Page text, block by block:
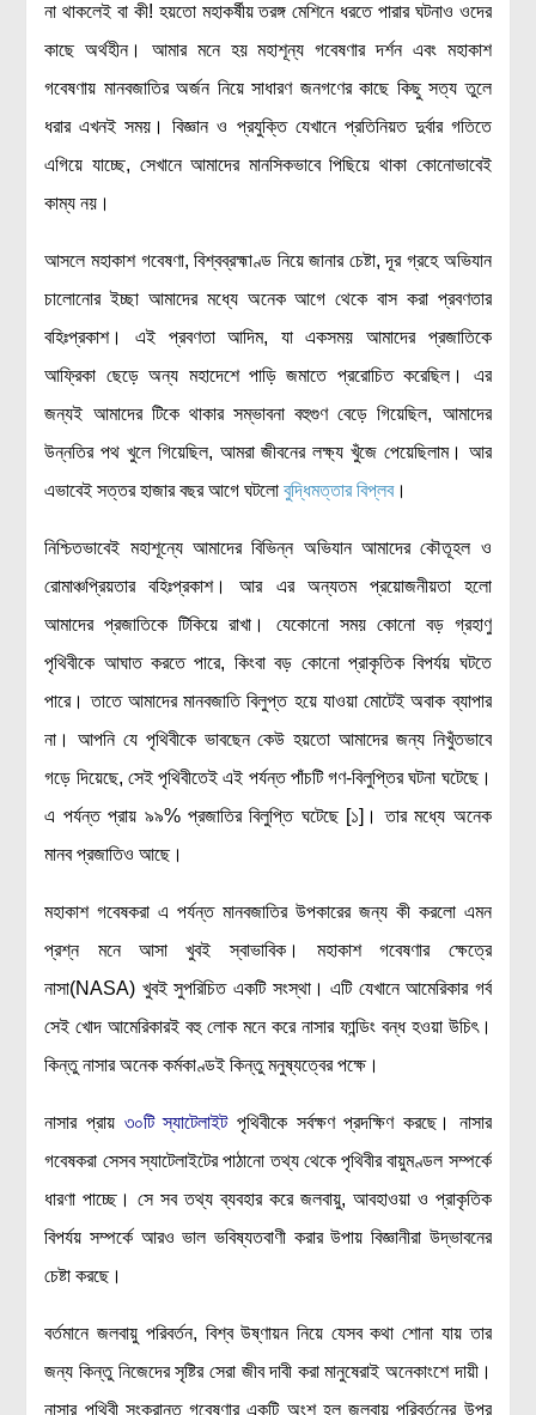
প্রাকৃতিক দুর্যোগ
জলবায়ু পরিবর্তন
পরিবেশ দূষণ
কম্পিউটার সায়েন্স
ইলেকট্রিক্যাল ইঞ্জিনিয়ারিং
জেনেটিক ইঞ্জিনিয়ারিং
দৈনন্দিন জীবনে বিজ্ঞানের প্রয়োগ
মহাকাশ বিজ্ঞান
আমাদের সৌরজগৎ
সৌরজগত ছাড়িয়ে
সামাজিক বিজ্ঞান
বিজ্ঞানীদের কথা
বাংলাদেশী বিজ্ঞানী
বিদেশী বিজ্ঞানী
কার্ল সেগান
অন্যান্য
লেখকদের আঙিনা
প্রবেশ
আপনার প্রোফাইল
বিজ্ঞানযাত্রায় লেখা জমা দেয়ার নির্দেশনাসমূহ
তথ্য ও যোগাযোগ
বিজ্ঞানযাত্রা সংবাদ/বিজ্ঞপ্তি
লক্ষ্য ও উদ্দেশ্য
না থাকলেই বা কী! হয়তো মহাকর্ষীয় তরঙ্গ মেশিনে ধরতে পারার ঘটনাও ওদের
কাছে অর্থহীন। আমার মনে হয় মহাশূন্য গবেষণার দর্শন এবং মহাকাশ
গবেষণায় মানবজাতির অর্জন নিয়ে সাধারণ জনগণের কাছে কিছু সত্য তুলে
ধরার এখনই সময়। বিজ্ঞান ও প্রযুক্তি যেখানে প্রতিনিয়ত দুর্বার গতিতে
এগিয়ে যাচ্ছে, সেখানে আমাদের মানসিকভাবে পিছিয়ে থাকা কোনোভাবেই
কাম্য নয়।
আসলে মহাকাশ গবেষণা, বিশ্বব্রহ্মাণ্ড নিয়ে জানার চেষ্টা, দূর গ্রহে অভিযান
চালোনোর ইচ্ছা আমাদের মধ্যে অনেক আগে থেকে বাস করা প্রবণতার
বহিঃপ্রকাশ। এই প্রবণতা আদিম, যা একসময় আমাদের প্রজাতিকে
আফ্রিকা ছেড়ে অন্য মহাদেশে পাড়ি জমাতে প্ররোচিত করেছিল। এর
জন্যই আমাদের টিকে থাকার সম্ভাবনা বহুগুণ বেড়ে গিয়েছিল, আমাদের
উন্নতির পথ খুলে গিয়েছিল, আমরা জীবনের লক্ষ্য খুঁজে পেয়েছিলাম। আর
এভাবেই সত্তর হাজার বছর আগে ঘটলোবুদ্ধিমত্তার বিপ্লব।
নিশ্চিতভাবেই মহাশূন্যে আমাদের বিভিন্ন অভিযান আমাদের কৌতূহল ও
রোমাঞ্চপ্রিয়তার বহিঃপ্রকাশ। আর এর অন্যতম প্রয়োজনীয়তা হলো
আমাদের প্রজাতিকে টিকিয়ে রাখা। যেকোনো সময় কোনো বড় গ্রহাণু
পৃথিবীকে আঘাত করতে পারে, কিংবা বড় কোনো প্রাকৃতিক বিপর্যয় ঘটতে
পারে। তাতে আমাদের মানবজাতি বিলুপ্ত হয়ে যাওয়া মোটেই অবাক ব্যাপার
না। আপনি যে পৃথিবীকে ভাবছেন কেউ হয়তো আমাদের জন্য নিখুঁতভাবে
গড়ে দিয়েছে, সেই পৃথিবীতেই এই পর্যন্ত পাঁচটি গণ-বিলুপ্তির ঘটনা ঘটেছে।
এ পর্যন্ত প্রায় ৯৯% প্রজাতির বিলুপ্তি ঘটেছে [১]। তার মধ্যে অনেক
মানব প্রজাতিও আছে।
মহাকাশ গবেষকরা এ পর্যন্ত মানবজাতির উপকারের জন্য কী করলো এমন
প্রশ্ন মনে আসা খুবই স্বাভাবিক। মহাকাশ গবেষণার ক্ষেত্রে
নাসা(NASA) খুবই সুপরিচিত একটি সংস্থা। এটি যেখানে আমেরিকার গর্ব
সেই খোদ আমেরিকারই বহু লোক মনে করে নাসার ফান্ডিং বন্ধ হওয়া উচিৎ।
কিন্তু নাসার অনেক কর্মকাণ্ডই কিন্তু মনুষ্যত্বের পক্ষে।
নাসার প্রায় ৩০টি স্যাটেলাইটপৃথিবীকে সর্বক্ষণ প্রদক্ষিণ করছে। নাসার
গবেষকরা সেসব স্যাটেলাইটের পাঠানো তথ্য থেকে পৃথিবীর বায়ুমণ্ডল সম্পর্কে
ধারণা পাচ্ছে। সে সব তথ্য ব্যবহার করে জলবায়ু, আবহাওয়া ও প্রাকৃতিক
বিপর্যয় সম্পর্কে আরও ভাল ভবিষ্যতবাণী করার উপায় বিজ্ঞানীরা উদ্ভাবনের
চেষ্টা করছে।
বর্তমানে জলবায়ু পরিবর্তন, বিশ্ব উষ্ণায়ন নিয়ে যেসব কথা শোনা যায় তার
জন্য কিন্তু নিজেদের সৃষ্টির সেরা জীব দাবী করা মানুষেরাই অনেকাংশে দায়ী।
নাসার পৃথিবী সংক্রান্ত গবেষণার একটি অংশ হল জলবায়ু পরিবর্তনের উপর